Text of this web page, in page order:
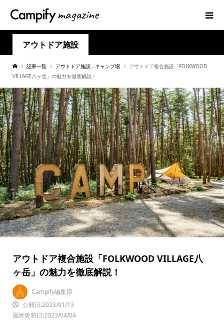
アウトドア施設
記事一覧 アウトドア施設 , キャンプ場
アウトドア複合施設「FOLKWOOD
VILLAGE八ヶ岳」の魅力を徹底解説！
アウトドア複合施設「FOLKWOOD VILLAGE八
ヶ岳」の魅力を徹底解説！
Campify編集部
公開日:2023/01/13
最終更新日:2023/04/04